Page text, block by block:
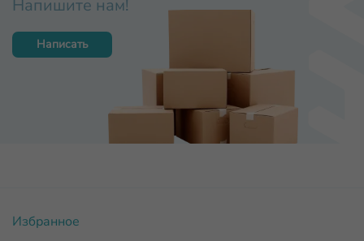
Напишите нам!
Написать
Избранное